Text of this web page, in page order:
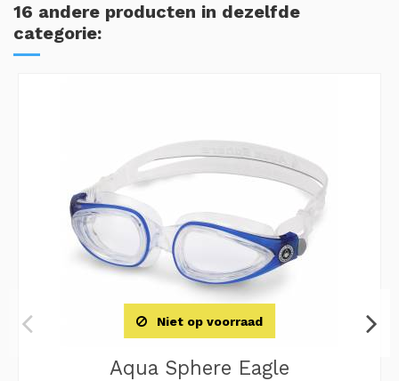
16 andere producten in dezelfde
categorie:
Niet op voorraad
Aqua Sphere Eagle